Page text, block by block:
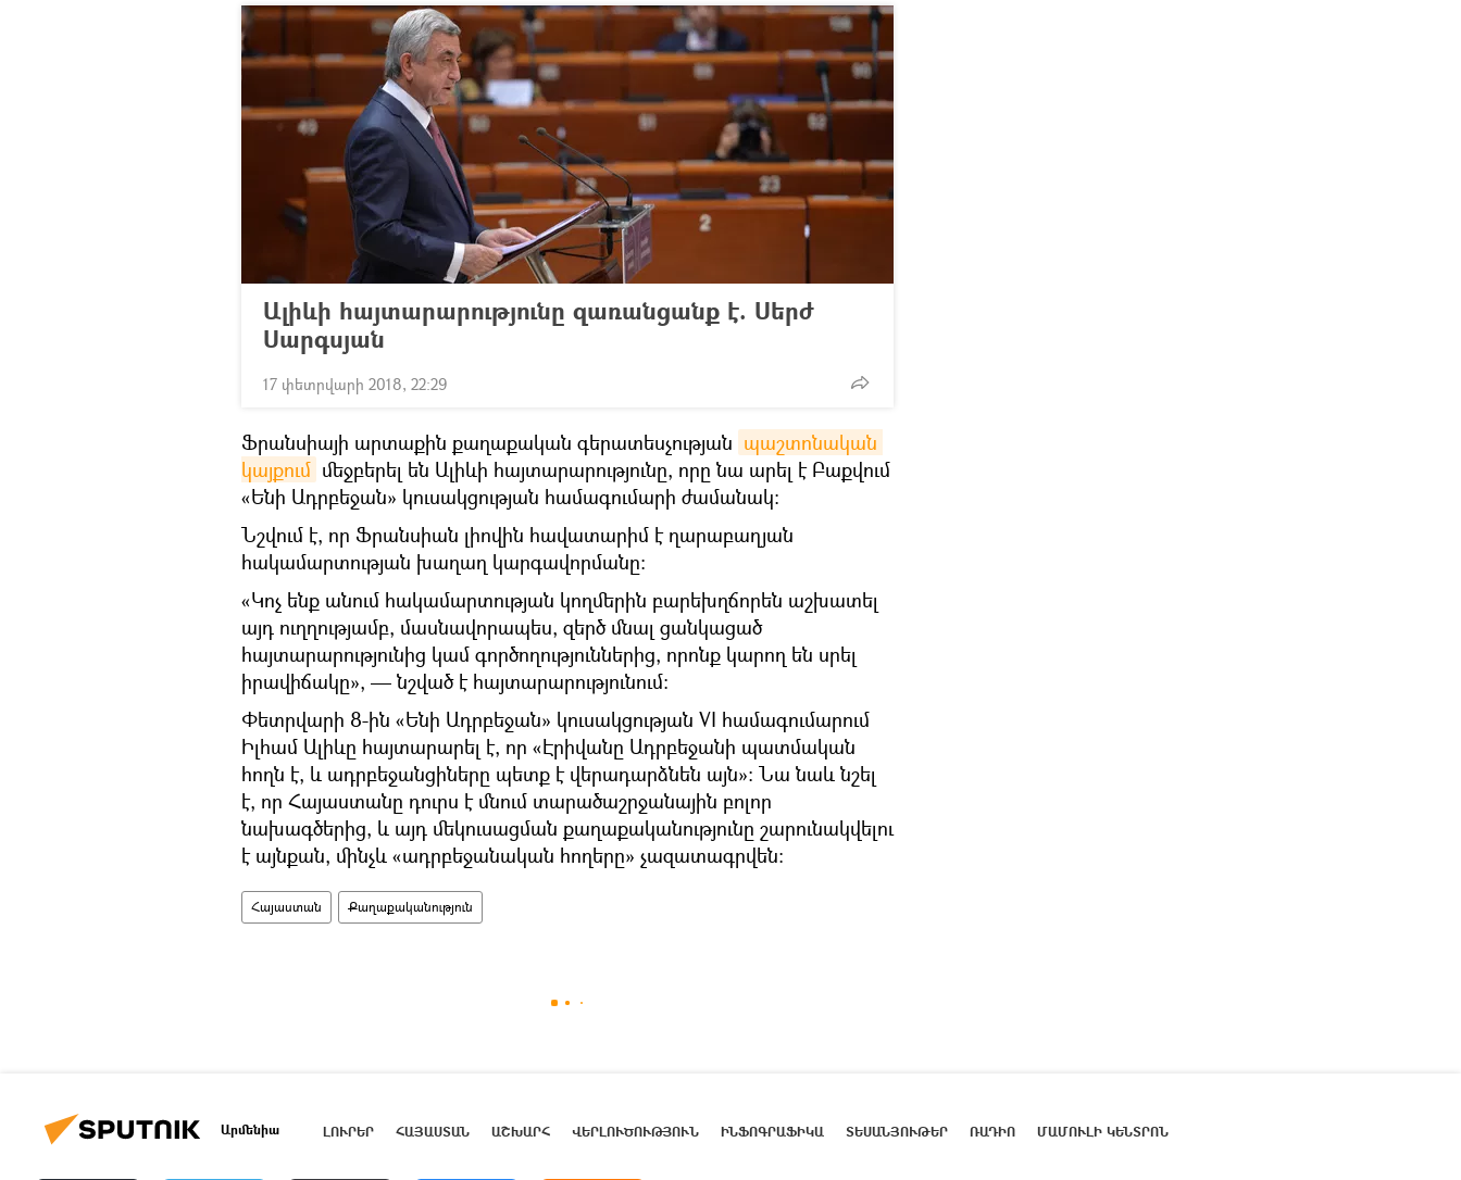
Ալիևի հայտարարությունը զառանցանք է. Սերժ
Սարգսյան
17 փետրվարի 2018, 22:29
Ֆրանսիայի արտաքին քաղաքական գերատեսչության պաշտոնական
կայքում մեջբերել են Ալիևի հայտարարությունը, որը նա արել է Բաքվում
«Ենի Ադրբեջան» կուսակցության համագումարի ժամանակ։
Նշվում է, որ Ֆրանսիան լիովին հավատարիմ է ղարաբաղյան
հակամարտության խաղաղ կարգավորմանը։
«Կոչ ենք անում հակամարտության կողմերին բարեխղճորեն աշխատել
այդ ուղղությամբ, մասնավորապես, զերծ մնալ ցանկացած
հայտարարությունից կամ գործողություններից, որոնք կարող են սրել
իրավիճակը», — նշված է հայտարարությունում։
Փետրվարի 8-ին «Ենի Ադրբեջան» կուսակցության VI համագումարում
Իլհամ Ալիևը հայտարարել է, որ «Էրիվանը Ադրբեջանի պատմական
հողն է, և ադրբեջանցիները պետք է վերադարձնեն այն»։ Նա նաև նշել
է, որ Հայաստանը դուրս է մնում տարածաշրջանային բոլոր
նախագծերից, և այդ մեկուսացման քաղաքականությունը շարունակվելու
է այնքան, մինչև «ադրբեջանական հողերը» չազատագրվեն։
Հայաստան Քաղաքականություն
Արմենիա ԼՈՒՐԵՐ ՀԱՅԱՍՏԱՆ ԱՇԽԱՐՀ ՎԵՐԼՈՒԾՈՒԹՅՈՒՆ ԻՆՖՈԳՐԱՖԻԿԱ ՏԵՍԱՆՅՈՒԹԵՐ ՌԱԴԻՈ ՄԱՄՈՒԼԻ ԿԵՆՏՐՈՆ